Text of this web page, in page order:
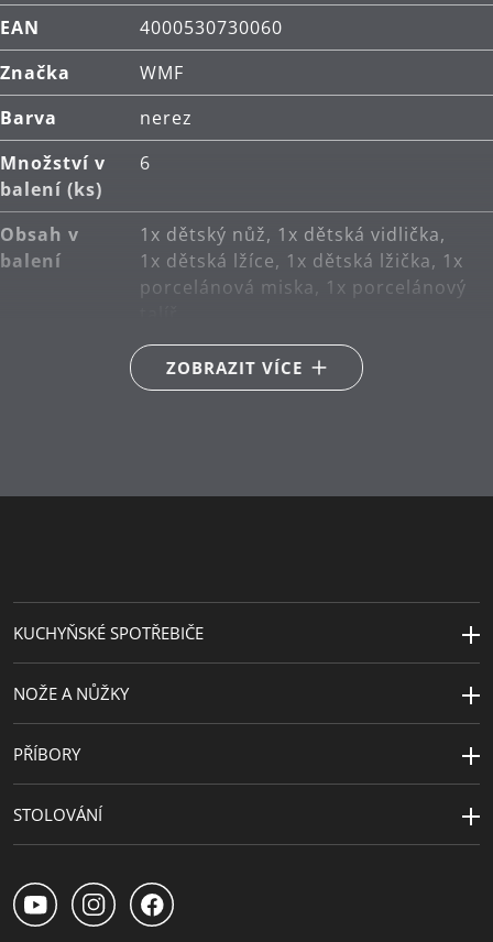
EAN
4000530730060
Značka
WMF
Barva
nerez
Množství v
balení (ks)
6
Obsah v
balení
1x dětský nůž, 1x dětská vidlička,
1x dětská lžíce, 1x dětská lžička, 1x
porcelánová miska, 1x porcelánový
nerezová ocel Cromargan® 18/10
Řada
Paw Patrol
materiál
ZOBRAZIT VÍCE
KUCHYŇSKÉ SPOTŘEBIČE
NOŽE A NŮŽKY
PŘÍBORY
STOLOVÁNÍ